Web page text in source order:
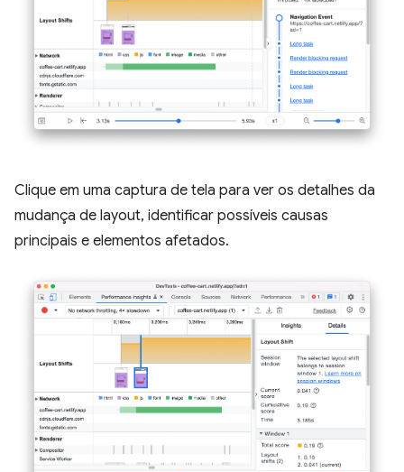
Clique em uma captura de tela para ver os detalhes da
mudança de layout, identificar possíveis causas
principais e elementos afetados.